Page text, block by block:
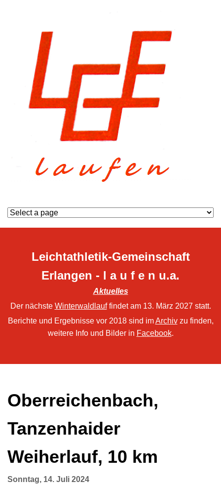
Leichtathletik-Gemeinschaft
Erlangen - l a u f e n u.a.
Aktuelles
Der nächste Winterwaldlauffindet am 13. März 2027 statt.
Berichte und Ergebnisse vor 2018 sind imArchivzu finden,
weitere Info und Bilder in Facebook.
Oberreichenbach,
Tanzenhaider
Weiherlauf, 10 km
Sonntag, 14. Juli 2024